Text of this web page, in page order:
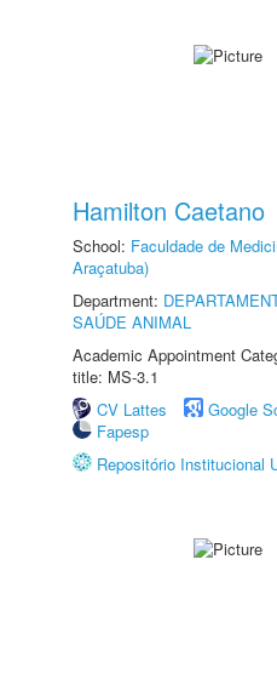
Hamilton Caetano
School: Faculdade de
Araçatuba)
Department:
SAÚDE ANIMAL
Academic Appointment
title: MS-3.1
CV Lattes
Google
Fapesp
Repositório Institucional